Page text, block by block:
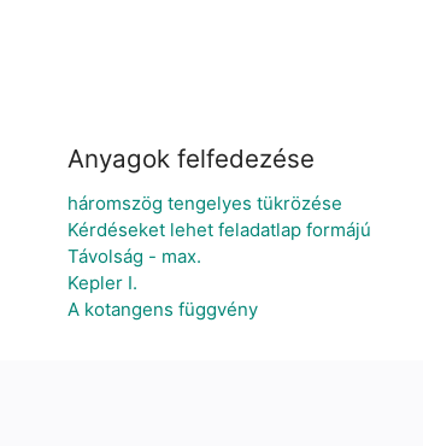
Anyagok felfedezése
háromszög tengelyes tükrözése
Kérdéseket lehet feladatlap formájú
Távolság - max.
Kepler I.
A kotangens függvény